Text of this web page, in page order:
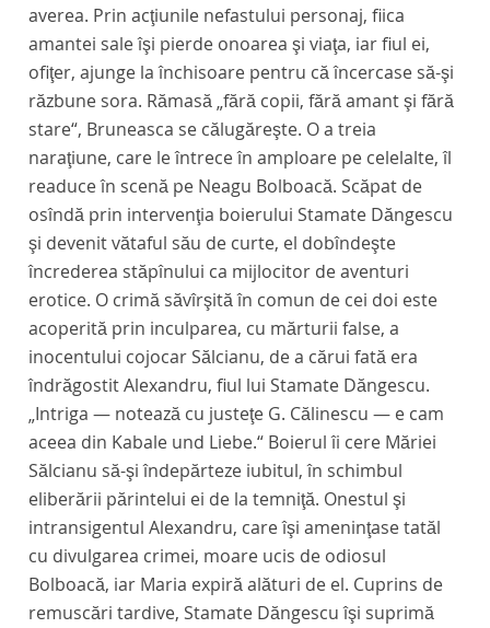
averea. Prin acţiunile nefastului personaj, fiica
amantei sale îşi pierde onoarea şi viaţa, iar fiul ei,
ofiţer, ajunge la închisoare pentru că încercase să-şi
răzbune sora. Rămasă „fără copii, fără amant şi fără
stare“, Bruneasca se călugăreşte. O a treia
naraţiune, care le întrece în amploare pe celelalte, îl
readuce în scenă pe Neagu Bolboacă. Scăpat de
osîndă prin intervenţia boierului Stamate Dăngescu
şi devenit vătaful său de curte, el dobîndeşte
încrederea stăpînului ca mijlocitor de aventuri
erotice. O crimă săvîrşită în comun de cei doi este
acoperită prin inculparea, cu mărturii false, a
inocentului cojocar Sălcianu, de a cărui fată era
îndrăgostit Alexandru, fiul lui Stamate Dăngescu.
„Intriga — notează cu justeţe G. Călinescu — e cam
aceea din Kabale und Liebe.“ Boierul îi cere Măriei
Sălcianu să-şi îndepărteze iubitul, în schimbul
eliberării părintelui ei de la temniţă. Onestul şi
intransigentul Alexandru, care îşi ameninţase tatăl
cu divulgarea crimei, moare ucis de odiosul
Bolboacă, iar Maria expiră alături de el. Cuprins de
remuscări tardive, Stamate Dăngescu îşi suprimă